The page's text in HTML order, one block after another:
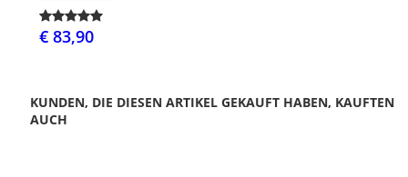
€ 83,90
KUNDEN, DIE DIESEN ARTIKEL GEKAUFT HABEN, KAUFTEN
AUCH